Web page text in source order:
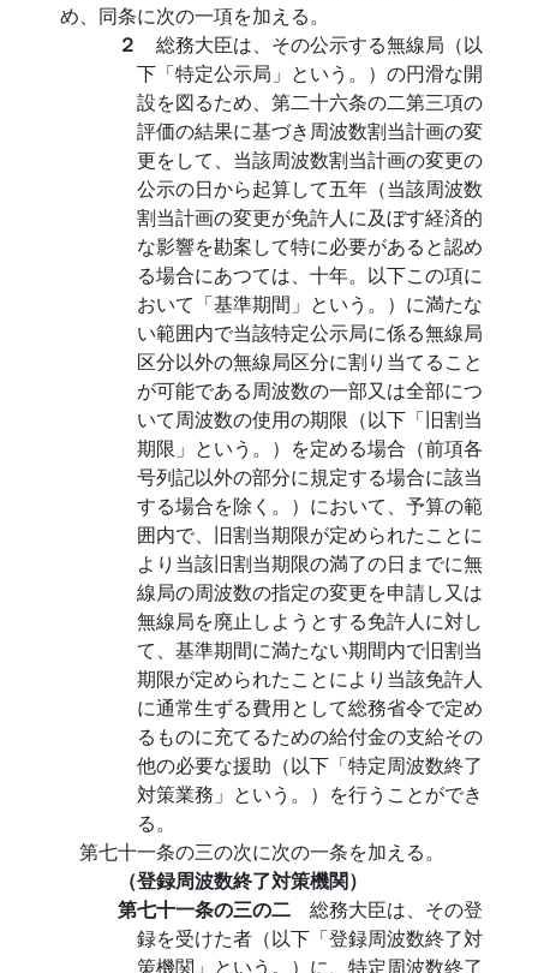
め、同条に次の一項を加える。
２ 総務大臣は、その公示する無線局（以
下「特定公示局」という。）の円滑な開
設を図るため、第二十六条の二第三項の
評価の結果に基づき周波数割当計画の変
更をして、当該周波数割当計画の変更の
公示の日から起算して五年（当該周波数
割当計画の変更が免許人に及ぼす経済的
な影響を勘案して特に必要があると認め
る場合にあつては、十年。以下この項に
おいて「基準期間」という。）に満たな
い範囲内で当該特定公示局に係る無線局
区分以外の無線局区分に割り当てること
が可能である周波数の一部又は全部につ
いて周波数の使用の期限（以下「旧割当
期限」という。）を定める場合（前項各
号列記以外の部分に規定する場合に該当
する場合を除く。）において、予算の範
囲内で、旧割当期限が定められたことに
より当該旧割当期限の満了の日までに無
線局の周波数の指定の変更を申請し又は
無線局を廃止しようとする免許人に対し
て、基準期間に満たない期間内で旧割当
期限が定められたことにより当該免許人
に通常生ずる費用として総務省令で定め
るものに充てるための給付金の支給その
他の必要な援助（以下「特定周波数終了
対策業務」という。）を行うことができ
る。
第七十一条の三の次に次の一条を加える。
（登録周波数終了対策機関）
第七十一条の三の二 総務大臣は、その登
録を受けた者（以下「登録周波数終了対
策機関」という。）に、特定周波数終了